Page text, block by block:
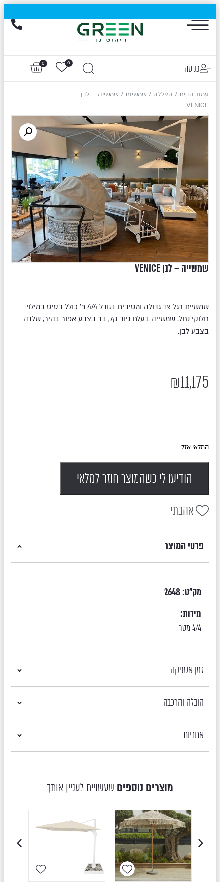
הייגולד- המותג שכבש את עולם החוץ, עכשיו בהנחות של עד 50%
כניסה 0
0
עמוד הבית / הצללה / שמשיות / שמשייה – לבן
VENICE
שמשייה – לבן VENICE
שמשיית רגל צד גדולה ומסיבית בגודל 4/4 מ’ כולל בסיס במילוי
חלוקי נחל. שמשייה בעלת ניוד קל, בד בצבע אפור בהיר, שלדה
בצבע לבן.
₪11,175
המלאי אזל
הודיעו לי כשהמוצר חוזר למלאי
אהבתי
פרטי המוצר
מק"ט:2648
מידות:
4/4 מטר
זמן אספקה
הובלה והרכבה
אחריות
מוצרים נוספים שעשויים לעניין אותך